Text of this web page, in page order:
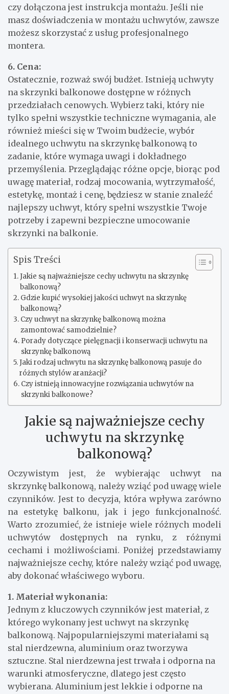
czy dołączona jest instrukcja montażu. Jeśli nie
masz doświadczenia w montażu uchwytów, zawsze
możesz skorzystać z usług profesjonalnego
montera.
6. Cena:
Ostatecznie, rozważ swój budżet. Istnieją uchwyty
na skrzynki balkonowe dostępne w różnych
przedziałach cenowych. Wybierz taki, który nie
tylko spełni wszystkie techniczne wymagania, ale
również mieści się w Twoim budżecie, wybór
idealnego uchwytu na skrzynkę balkonową to
zadanie, które wymaga uwagi i dokładnego
przemyślenia. Przeglądając różne opcje, biorąc pod
uwagę materiał, rodzaj mocowania, wytrzymałość,
estetykę, montaż i cenę, będziesz w stanie znaleźć
najlepszy uchwyt, który spełni wszystkie Twoje
potrzeby i zapewni bezpieczne umocowanie
skrzynki na balkonie.
Spis Treści
Jakie są najważniejsze cechy uchwytu na skrzynkę
balkonową?
Gdzie kupić wysokiej jakości uchwyt na skrzynkę
balkonową?
Czy uchwyt na skrzynkę balkonową można
zamontować samodzielnie?
Porady dotyczące pielęgnacji i konserwacji uchwytu na
skrzynkę balkonową
Jaki rodzaj uchwytu na skrzynkę balkonową pasuje do
różnych stylów aranżacji?
Czy istnieją innowacyjne rozwiązania uchwytów na
skrzynki balkonowe?
Jakie są najważniejsze cechy
uchwytu na skrzynkę
balkonową?
Oczywistym jest, że wybierając uchwyt na
skrzynkę balkonową, należy wziąć pod uwagę wiele
czynników. Jest to decyzja, która wpływa zarówno
na estetykę balkonu, jak i jego funkcjonalność.
Warto zrozumieć, że istnieje wiele różnych modeli
uchwytów dostępnych na rynku, z różnymi
cechami i możliwościami. Poniżej przedstawiamy
najważniejsze cechy, które należy wziąć pod uwagę,
aby dokonać właściwego wyboru.
1. Materiał wykonania:
Jednym z kluczowych czynników jest materiał, z
którego wykonany jest uchwyt na skrzynkę
balkonową. Najpopularniejszymi materiałami są
stal nierdzewna, aluminium oraz tworzywa
sztuczne. Stal nierdzewna jest trwała i odporna na
warunki atmosferyczne, dlatego jest często
wybierana. Aluminium jest lekkie i odporne na